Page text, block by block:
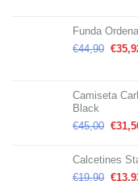
Funda
€44,90 €
Camiseta
Black
€45,00 €
Calcetines
€19,90 €